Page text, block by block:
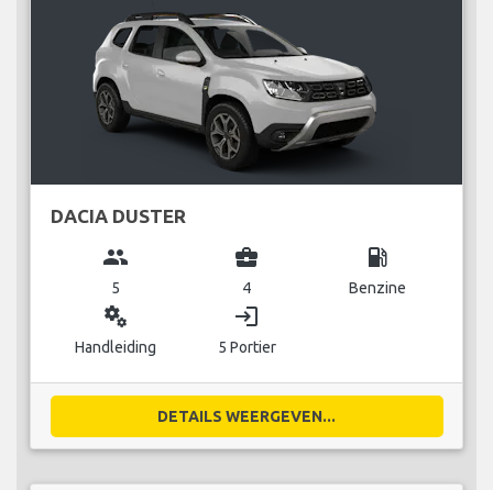
DACIA DUSTER
group
5
business_center
4
local_gas_station
Benzine
miscellaneous_services
Handleiding
login
5 Portier
DETAILS WEERGEVEN...